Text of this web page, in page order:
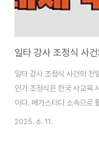
일타 강사 조정식 사
일타 강사 조정식 사건의 전
인가 조정식은 한국 사교육
이다. 메가스터디 소속으로
서 큰 인기를 끌었다. 그의
2025. 6. 11.